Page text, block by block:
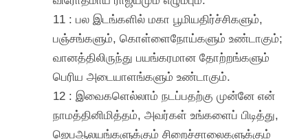
11 : பல இடங்களில் மகா பூமியதிர்ச்சிகளும்,
பஞ்சங்களும், கொள்ளைநோய்களும் உண்டாகும்;
வானத்திலிருந்து பயங்கரமான தோற்றங்களும்
பெரிய அடையாளங்களும் உண்டாகும்.
12 : இவைகளெல்லாம் நடப்பதற்கு முன்னே என்
நாமத்தினிமித்தம், அவர்கள் உங்களைப் பிடித்து,
ஜெபஆலயங்களுக்கும் சிறைச்சாலைகளுக்கும்